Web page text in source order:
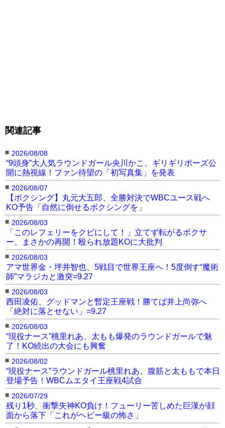
外国人ラウンドガールが
グラマーボディで魅了し
◀︎このラウンドガールの記事へ戻る
関連記事
■ 2026/08/08
“9頭身”大人気ラウンドガール央川かこ、ギリギリポーズ公
開に熱視線！ファン待望の「初写真集」を発表
■ 2026/08/07
【ボクシング】丸元大五郎、全勝対決でWBCユース戦へ
KO予告「自然に倒せるボクシングを」
■ 2026/08/03
「このレフェリーをクビにして！」立てず転がるボクサ
ー、まさかの再開！殴られ放題KOに大批判
■ 2026/08/03
アマ世界金・坪井智也、5戦目で世界王座へ！5度倒す“魔術
師”マラジカと激突=9.27
■ 2026/08/03
西田凌佑、グッドマンと暫定王座戦！勝てば井上尚弥へ
「絶対に落とせない」=9.27
■ 2026/08/03
“現役ナース”桃里れあ、太もも爆発のラウンドガールで魅
了！KO続出の大会にも興奮
■ 2026/08/02
“現役ナース”ラウンドガール桃里れあ、腹筋と太ももで本日
登場予告！WBCムエタイ王座戦4試合
■ 2026/07/29
残り1秒、衝撃失神KO負け！フューリー苦しめた巨漢が顔
面から落下「これがヘビー級の怖さ」